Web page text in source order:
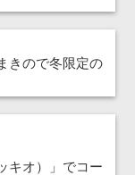
きので冬限定の
キオ）」でコー